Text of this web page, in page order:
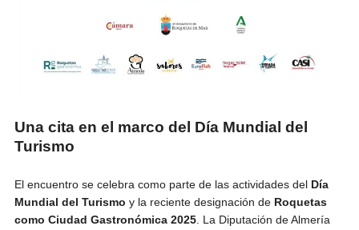
Una cita en el marco del Día Mundial del
Turismo
El encuentro se celebra como parte de las actividades del Día
Mundial del Turismo y la reciente designación de Roquetas
como Ciudad Gastronómica 2025. La Diputación de Almería